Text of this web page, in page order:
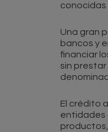
conocidas
Una gran
bancos y
financiar
sin
El crédito
entidades